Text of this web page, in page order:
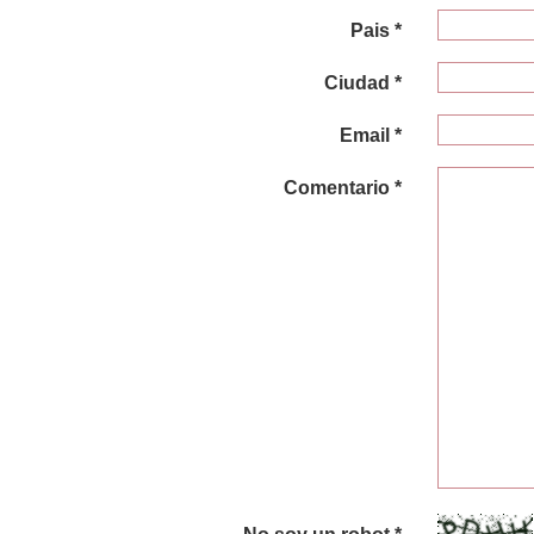
Pais *
Ciudad *
Email *
Comentario *